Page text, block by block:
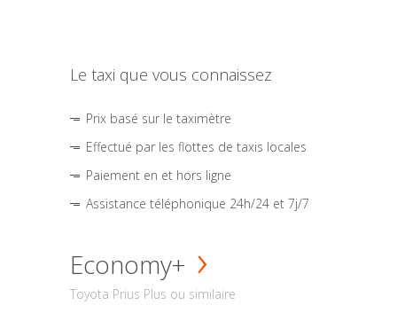
Le taxi que vous connaissez
Prix basé sur le taximètre
Effectué par les flottes de taxis locales
Paiement en et hors ligne
Assistance téléphonique 24h/24 et 7j/7
Economy+
Toyota Prius Plus ou similaire